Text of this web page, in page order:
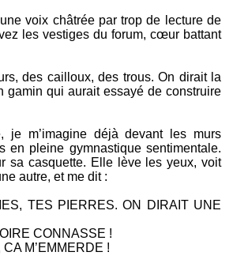
voix châtrée par trop de lecture de
les vestiges du forum, cœur battant
des cailloux, des trous. On dirait la
gamin qui aurait essayé de construire
je m’imagine déjà devant les murs
en pleine gymnastique sentimentale.
sa casquette. Elle lève les yeux, voit
autre, et me dit :
TES PIERRES. ON DIRAIT UNE
CONNASSE !
M’EMMERDE !